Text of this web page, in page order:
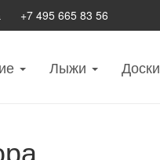
+7 495 665 83 56
Лыжи Доски